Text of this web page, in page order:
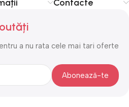
Contacte
a nu rata cele mai tari oferte